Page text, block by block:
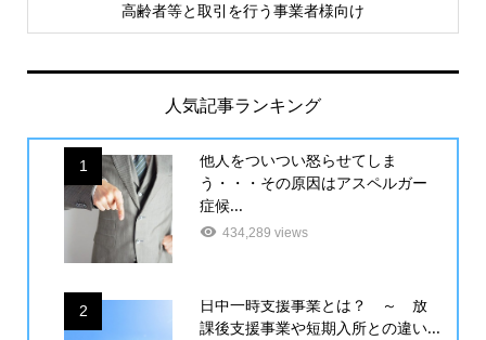
高齢者等と取引を行う事業者様向け
人気記事ランキング
1
他人をついつい怒らせてしま
う・・・その原因はアスペルガー
症候...
434,289 views
2
日中一時支援事業とは？ ～ 放
課後支援事業や短期入所との違い...